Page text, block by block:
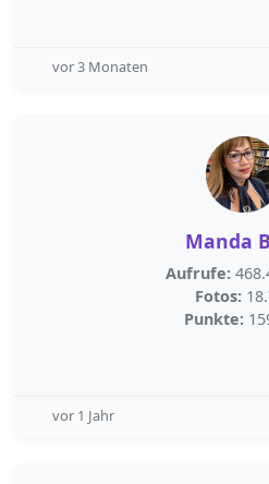
vor 3 Monaten
Manda
Aufrufe:
Fotos:
Punkte:
vor 1 Jahr